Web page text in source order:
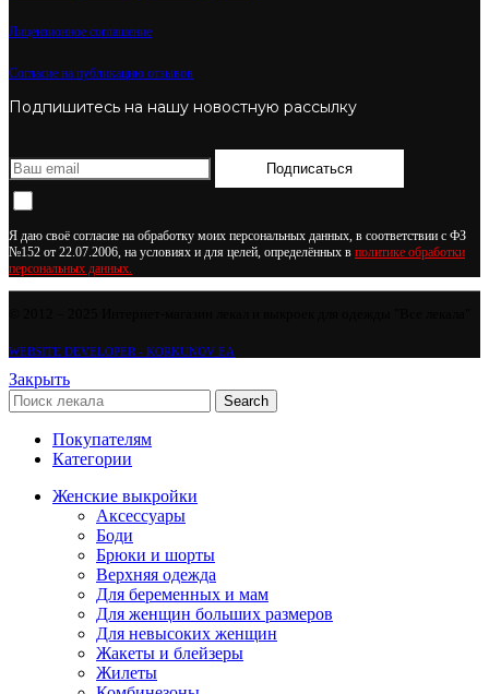
Лицензионное соглашение
Согласие на публикацию отзывов
Подпишитесь на нашу новостную рассылку
Подписаться
Я даю своё согласие на обработку моих персональных данных, в соответствии с ФЗ
№152 от 22.07.2006, на условиях и для целей, определённых в политике обработки
персональных данных.
WEBSITE DEVELOPER - KORKUNOV EA
Закрыть
Search
Покупателям
Категории
Женские выкройки
Аксессуары
Боди
Брюки и шорты
Верхняя одежда
Для беременных и мам
Для женщин больших размеров
Для невысоких женщин
Жакеты и блейзеры
Жилеты